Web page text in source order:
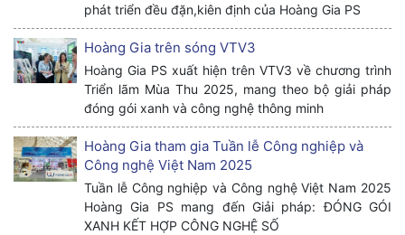
phát triển đều đặn,kiên định của Hoàng Gia PS
Hoàng Gia trên sóng VTV3
Hoàng Gia PS xuất hiện trên VTV3 về chương trình
Triển lãm Mùa Thu 2025, mang theo bộ giải pháp
đóng gói xanh và công nghệ thông minh
Hoàng Gia tham gia Tuần lễ Công nghiệp và
Công nghệ Việt Nam 2025
Tuần lễ Công nghiệp và Công nghệ Việt Nam 2025
Hoàng Gia PS mang đến Giải pháp: ĐÓNG GÓI
XANH KẾT HỢP CÔNG NGHỆ SỐ